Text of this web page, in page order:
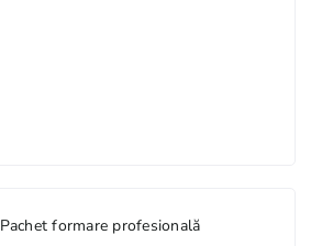
Pachet formare profesională